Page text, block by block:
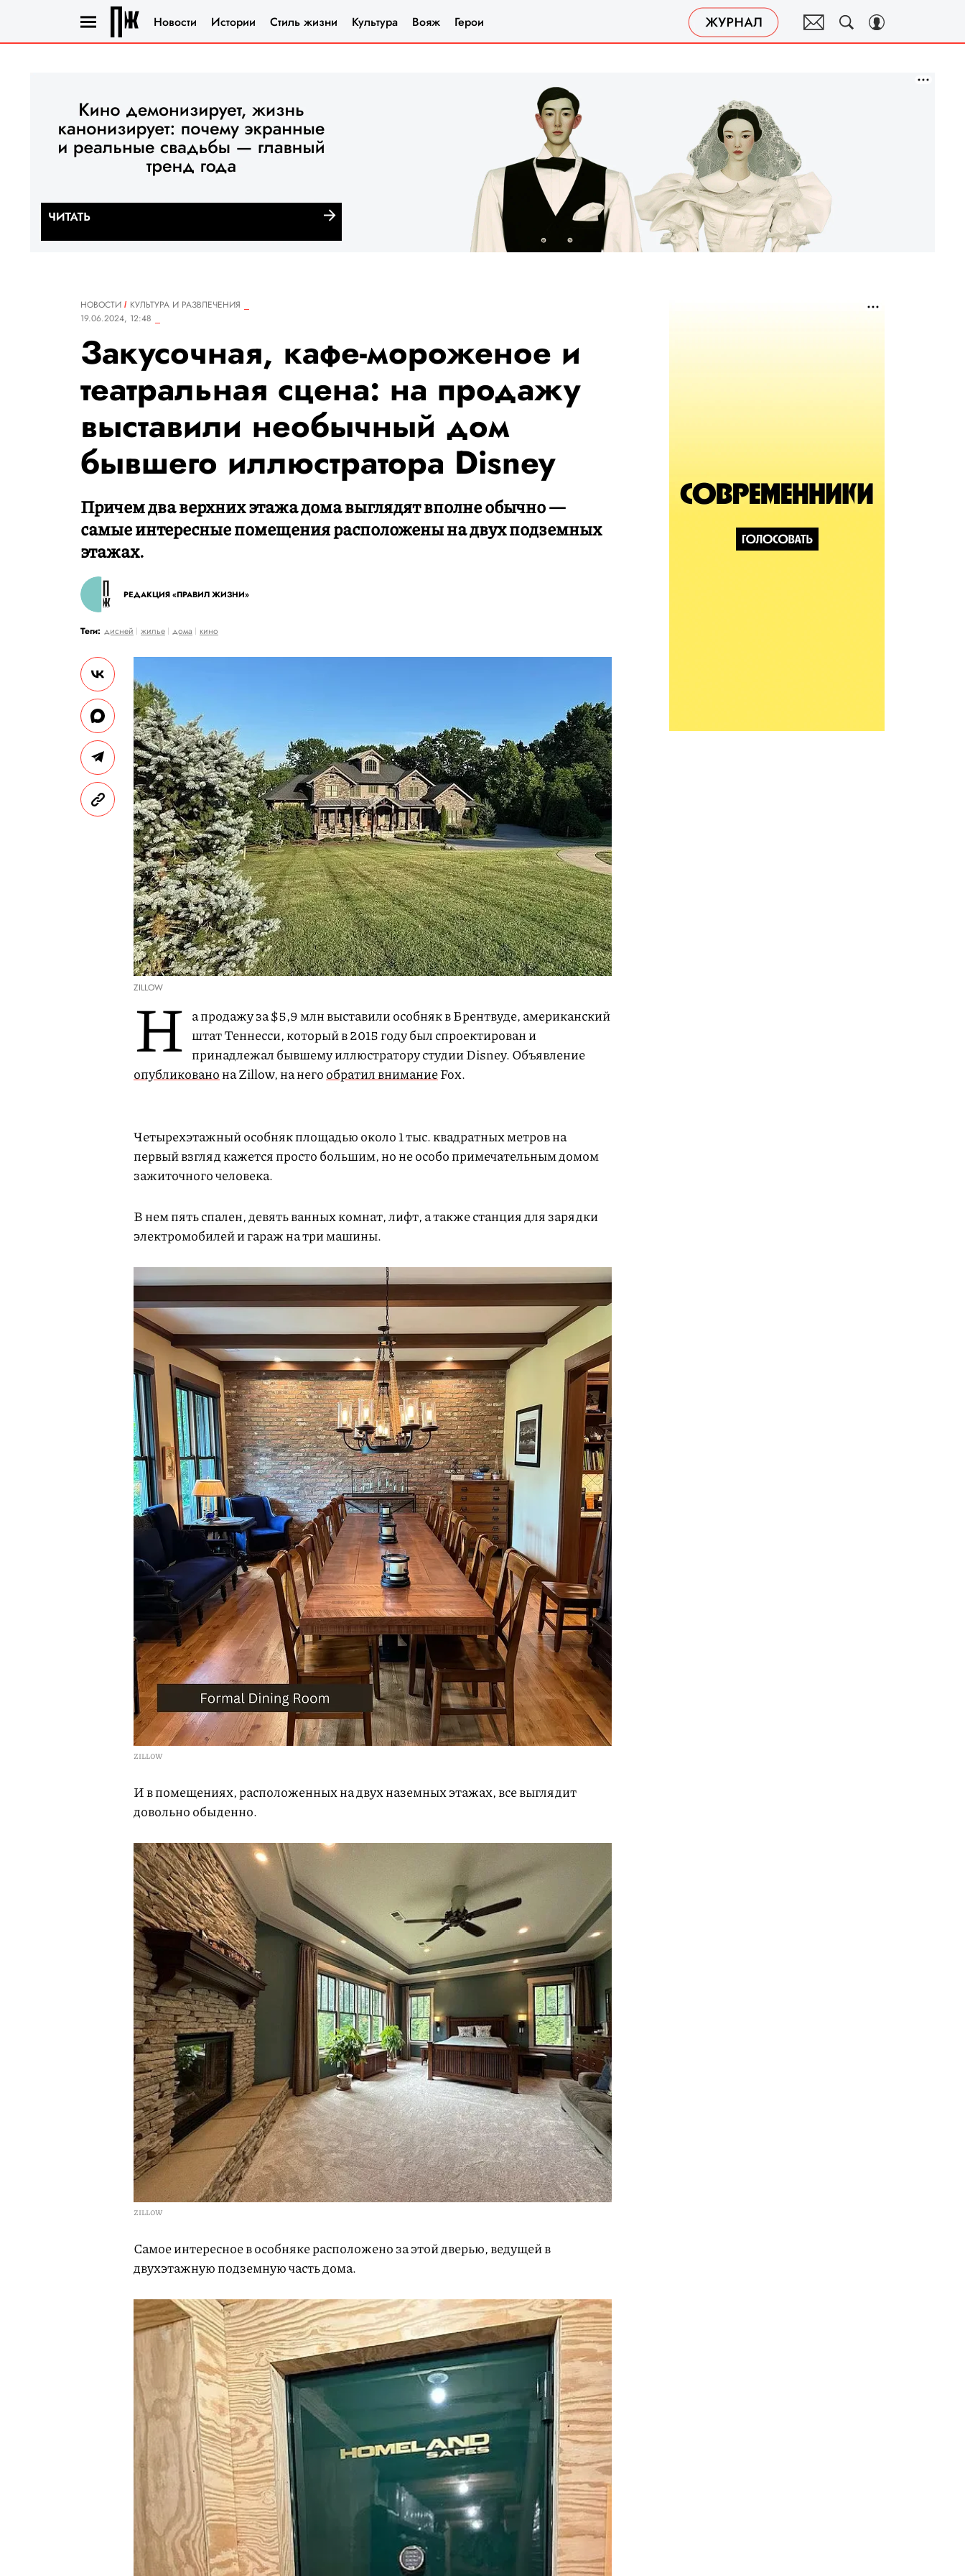
Новости Истории Стиль жизни Культура Вояж Герои
НОВОСТИ
КУЛЬТУРА И РАЗВЛЕЧЕНИЯ
19.06.2024, 12:48
Закусочная, кафе-мороженое и
театральная сцена: на продажу
выставили необычный дом
бывшего иллюстратора Disney
Причем два верхних этажа дома выглядят вполне обычно —
самые интересные помещения расположены на двух подземных
этажах.
РЕДАКЦИЯ «ПРАВИЛ ЖИЗНИ»
Теги: дисней жилье дома кино
ZILLOW
Н а продажу за $5,9 млн выставили особняк в Брентвуде, американский
штат Теннесси, который в 2015 году был спроектирован и
принадлежал бывшему иллюстратору студии Disney. Объявление
опубликованона Zillow, на негообратил вниманиеFox.
Четырехэтажный особняк площадью около 1 тыс. квадратных метров на
первый взгляд кажется просто большим, но не особо примечательным домом
зажиточного человека.
В нем пять спален, девять ванных комнат, лифт, а также станция для зарядки
электромобилей и гараж на три машины.
ZILLOW
И в помещениях, расположенных на двух наземных этажах, все выглядит
довольно обыденно.
ZILLOW
Самое интересное в особняке расположено за этой дверью, ведущей в
двухэтажную подземную часть дома.